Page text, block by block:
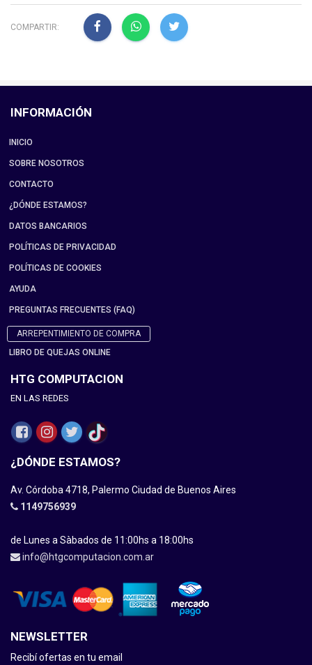
COMPARTIR:
INFORMACIÓN
INICIO
SOBRE NOSOTROS
CONTACTO
¿DÓNDE ESTAMOS?
DATOS BANCARIOS
POLÍTICAS DE PRIVACIDAD
POLÍTICAS DE COOKIES
AYUDA
PREGUNTAS FRECUENTES (FAQ)
ARREPENTIMIENTO DE COMPRA
LIBRO DE QUEJAS ONLINE
HTG COMPUTACION
EN LAS REDES
¿DÓNDE ESTAMOS?
Av. Córdoba 4718, Palermo Ciudad de Buenos Aires
1149756939
de Lunes a Sàbados de 11:00hs a 18:00hs
info@htgcomputacion.com.ar
NEWSLETTER
Recibí ofertas en tu email